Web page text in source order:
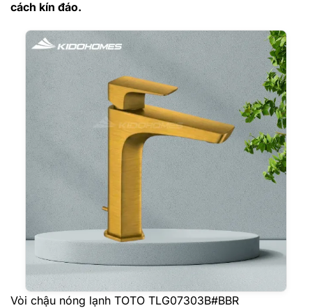
cách kín đáo.
Vòi chậu nóng lạnh TOTO TLG07303B#BBR